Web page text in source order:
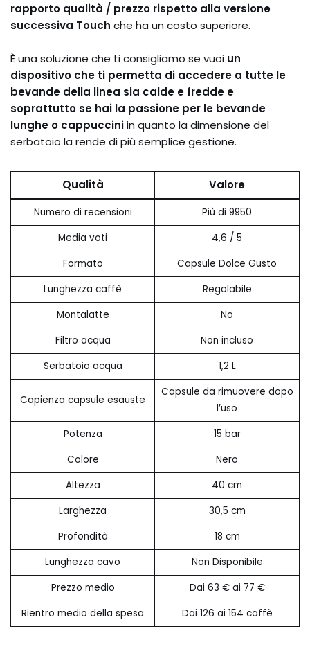
rapporto qualità / prezzo rispetto alla versione
successiva Touch che ha un costo superiore.
È una soluzione che ti consigliamo se vuoi un
dispositivo che ti permetta di accedere a tutte le
bevande della linea sia calde e fredde e
soprattutto se hai la passione per le bevande
lunghe o cappucciniin quanto la dimensione del
serbatoio la rende di più semplice gestione.
Qualità Valore
Numero di recensioni
Più di 9950
Media voti
4,6 / 5
Formato
Capsule Dolce Gusto
Lunghezza caffè
Regolabile
Montalatte
No
Filtro acqua
Non incluso
Serbatoio acqua
1,2 L
Capienza capsule esauste
Capsule da rimuovere dopo
l’uso
Potenza
15 bar
Colore
Nero
Altezza
40 cm
Larghezza
30,5 cm
Profondità
18 cm
Lunghezza cavo
Non Disponibile
Prezzo medio
Dai 63 € ai 77 €
Rientro medio della spesa
Dai 126 ai 154 caffè